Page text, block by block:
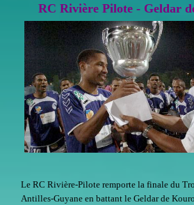
RC Rivière Pilote - Geldar
Le RC Rivière-Pilote remporte la finale du
Antilles-Guyane en battant le Geldar de